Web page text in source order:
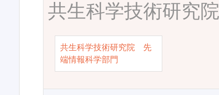
共生科学技術研究
共生科学技術研究院 先
端情報科学部門